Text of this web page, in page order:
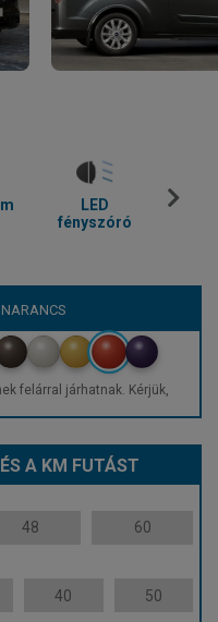
LED
fényszóró
felárral járhatnak. Kérjük,
A KM FUTÁST
48 60
40 50